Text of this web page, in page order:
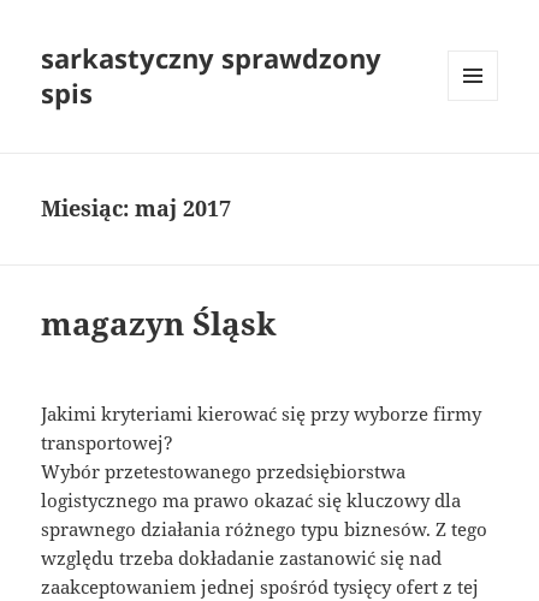
sarkastyczny sprawdzony
spis
Miesiąc:maj 2017
magazyn Śląsk
Jakimi kryteriami kierować się przy wyborze firmy
transportowej?
Wybór przetestowanego przedsiębiorstwa
logistycznego ma prawo okazać się kluczowy dla
sprawnego działania różnego typu biznesów. Z tego
względu trzeba dokładanie zastanowić się nad
zaakceptowaniem jednej spośród tysięcy ofert z tej